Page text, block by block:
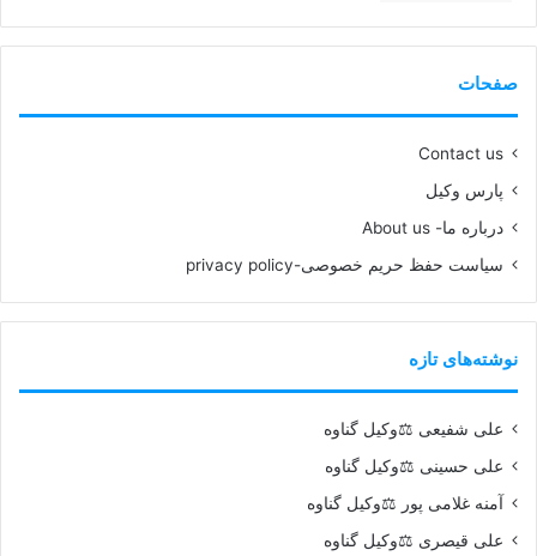
صفحات
Contact us
پارس وکیل
درباره ما- About us
سیاست حفظ حریم خصوصی-privacy policy
نوشته‌های تازه
علی شفیعی ⚖️وکیل گناوه
علی حسینی ⚖️وکیل گناوه
آمنه غلامی پور ⚖️وکیل گناوه
علی قیصری ⚖️وکیل گناوه